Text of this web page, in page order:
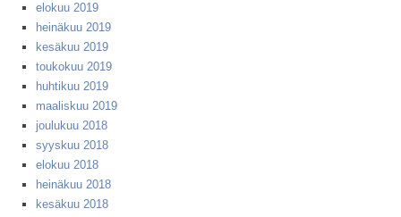
elokuu 2019
heinäkuu 2019
kesäkuu 2019
toukokuu 2019
huhtikuu 2019
maaliskuu 2019
joulukuu 2018
syyskuu 2018
elokuu 2018
heinäkuu 2018
kesäkuu 2018